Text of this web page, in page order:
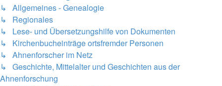
↳ Allgemeines - Genealogie
↳ Regionales
↳ Lese- und Übersetzungshilfe von Dokumenten
↳ Kirchenbucheinträge ortsfremder Personen
↳ Ahnenforscher im Netz
↳ Geschichte, Mittelalter und Geschichten aus der
Ahnenforschung